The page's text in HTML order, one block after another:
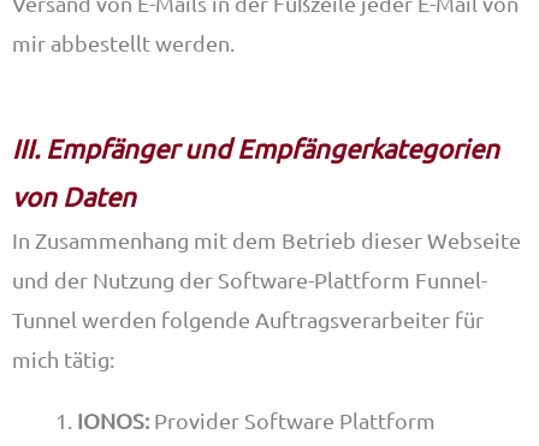
mir abbestellt werden.
III. Empfänger und Empfängerkategorien
von Daten
In Zusammenhang mit dem Betrieb dieser Webseite
und der Nutzung der Software-Plattform Funnel-
Tunnel werden folgende Auftragsverarbeiter für
mich tätig:
IONOS: Provider Software Plattform